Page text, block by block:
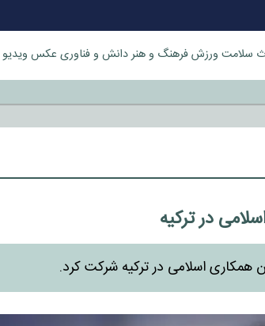
سلامت ورزشفرهنگ و هنردانش و فناوری عکس ویدیو
در ترکیه
همکاری اسلامی در ترکیه شرکت کرد.